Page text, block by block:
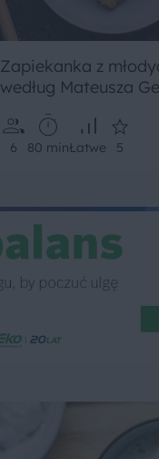
Zapiekanka z
według Mateusza
6 80 minŁatwe 5